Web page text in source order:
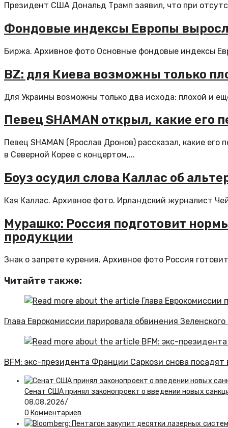
Президент США Дональд Трамп заявил, что при
Фондовые индексы Европы
Биржа. Архивное фото Основные фондовые индексы
BZ: для Киева возможны только
Для Украины возможны только два исхода: плохой и
Певец SHAMAN открыл, какие его
Певец SHAMAN (Ярослав Дронов) рассказал, какие
в Северной Корее с концертом,...
Боуз осудил слова Каллас об
Кая Каллас. Архивное фото. Ирландский журналист
Мурашко: Россия подготовит
продукции
Знак о запрете курения. Архивное фото Россия
Читайте также:
Глава Еврокомиссии парировала обвинения
BFM: экс-президента Франции Саркози снова посадят
Сенат США принял законопроект о введении новых
08.08.2026/
0 Комментариев